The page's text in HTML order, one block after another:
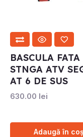
BASCULA FATA
STNGA ATV
AT 6 DE SUS
630.00 lei
Adaugă în coș